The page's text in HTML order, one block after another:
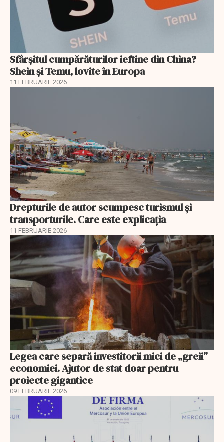
Sfârșitul cumpărăturilor ieftine din China?
Shein și Temu, lovite în Europa
11 FEBRUARIE 2026
Drepturile de autor scumpesc turismul și
transporturile. Care este explicația
11 FEBRUARIE 2026
Legea care separă investitorii mici de „greii”
economiei. Ajutor de stat doar pentru
proiecte gigantice
09 FEBRUARIE 2026